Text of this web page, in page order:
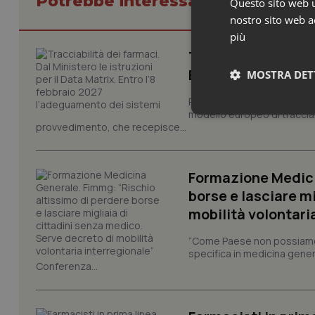
Tracciabilità dei
Entro l’8 febbraio
Pronta la circolare con le
modello europeo di
provvedimento, che recepisce...
Formazione
borse e lasciare
mobilità
“Come Paese non
specifica in medicina
Conferenza...
Questo sito web
nostro sito web
più
MOSTRA
I cookie necessari
e l'accesso alle aree